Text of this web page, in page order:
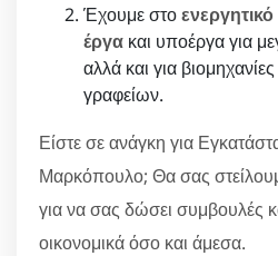
Έχουμε στο
έργα και υποέργα για
αλλά και για
γραφείων.
Είστε σε ανάγκη για
Μαρκόπουλο; Θα σας
για να σας δώσει συμβουλές
οικονομικά όσο και άμεσα.